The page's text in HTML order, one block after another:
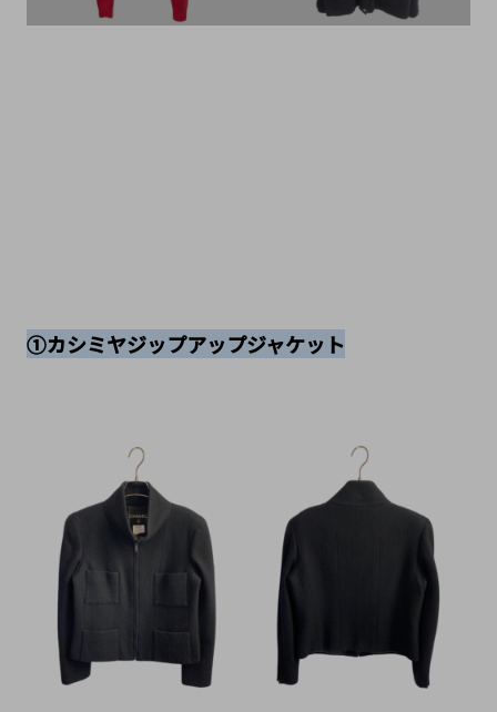
①カシミヤジップアップジャケット